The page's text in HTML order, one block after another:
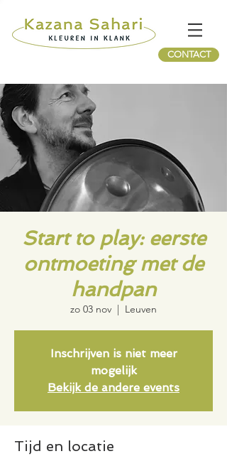
CONTACT
Start to play: eerste
ontmoeting met de
handpan
zo 03 nov
  |
Leuven
Inschrijven is niet meer
mogelijk
Bekijk de andere events
Tijd en locatie